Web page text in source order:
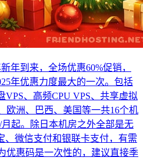
年到来，全场优惠60%促销，
年优惠力度最大的一次。包括
、高频CPU VPS、共享虚拟
欧洲、巴西、美国等一共16个机
起。除日本机房之外全部是无
、微信支付和银联卡支付，有需
优惠码是一次性的，建议直接季